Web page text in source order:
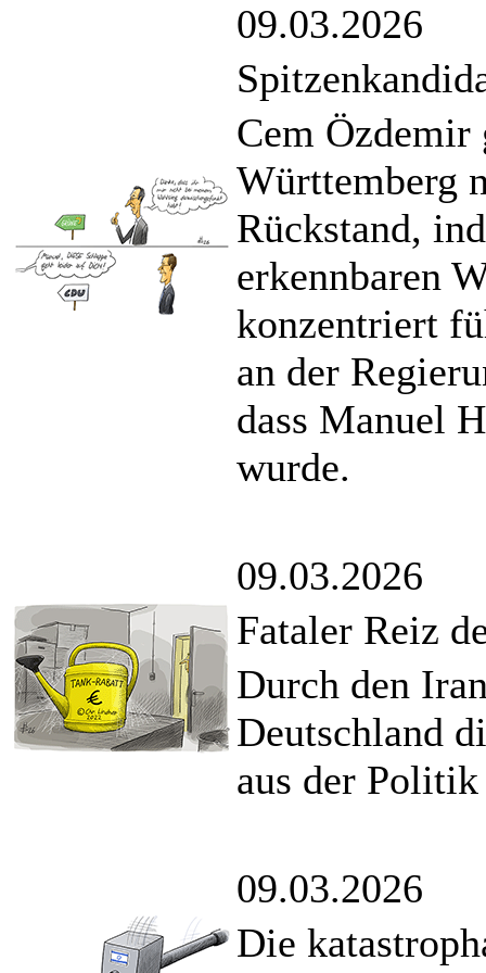
09.03.2026
Cem
Württemberg
Rückstand,
erkennbaren
konzentriert
an der
dass Manuel
wurde.
09.03.2026
Fataler Reiz
Durch den
Deutschland
aus der
09.03.2026
Die